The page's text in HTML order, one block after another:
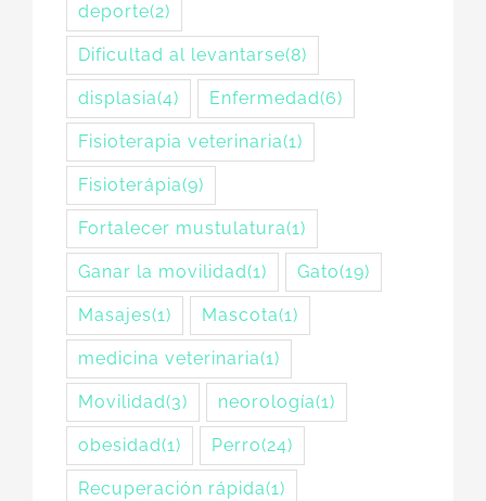
deporte(2)
Dificultad al levantarse(8)
displasia(4) Enfermedad(6)
Fisioterapia veterinaria(1)
Fisioterápia(9)
Fortalecer mustulatura(1)
Ganar la movilidad(1) Gato(19)
Masajes(1) Mascota(1)
medicina veterinaria(1)
Movilidad(3) neorología(1)
obesidad(1) Perro(24)
Recuperación rápida(1)